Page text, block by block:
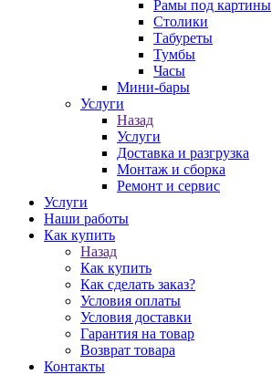
Рамы под картины
Столики
Табуреты
Тумбы
Часы
Мини-бары
Услуги
Назад
Услуги
Доставка и разгрузка
Монтаж и сборка
Ремонт и сервис
Услуги
Наши работы
Как купить
Назад
Как купить
Как сделать заказ?
Условия оплаты
Условия доставки
Гарантия на товар
Возврат товара
Контакты